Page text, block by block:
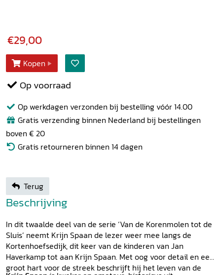
€29,00
Kopen
Op voorraad
Op werkdagen verzonden bij bestelling vóór 14.00
Gratis verzending binnen Nederland bij bestellingen
boven € 20
Gratis retourneren binnen 14 dagen
Terug
Beschrijving
In dit twaalde deel van de serie ‘Van de Korenmolen tot de
Sluis’ neemt Krijn Spaan de lezer weer mee langs de
Kortenhoefsedijk, dit keer van de kinderen van Jan
Haverkamp tot aan Krijn Spaan. Met oog voor detail en een
groot hart voor de streek beschrijft hij het leven van de